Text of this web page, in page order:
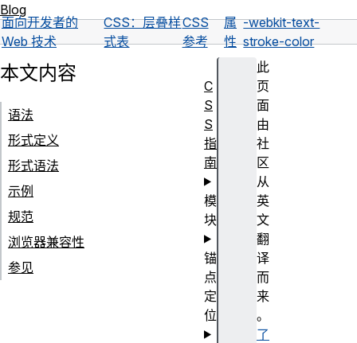
Blog
面向开发者的
Web 技术
CSS：层叠样
式表
CSS
参考
属
性
-webkit-text-
stroke-color
此
页
面
由
社
区
从
英
文
翻
译
而
来
。
了
本文内容
语法
形式定义
形式语法
示例
规范
浏览器兼容性
参见
C
S
S
指
南
模
块
锚
点
定
位